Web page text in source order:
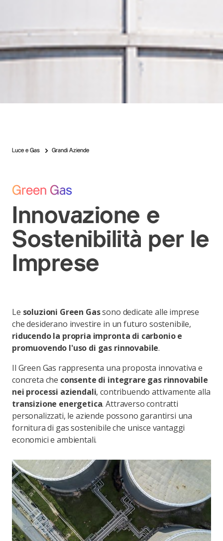
Luce e Gas Grandi Aziende
Green Gas
Innovazione e
Sostenibilità per le
Imprese
Le soluzioni Green Gassono dedicate alle imprese
che desiderano investire in un futuro sostenibile,
riducendo la propria impronta di carbonio e
promuovendo l'uso di gas rinnovabile.
Il Green Gas rappresenta una proposta innovativa e
concreta che consente di integrare gas rinnovabile
nei processi aziendali, contribuendo attivamente alla
transizione energetica. Attraverso contratti
personalizzati, le aziende possono garantirsi una
fornitura di gas sostenibile che unisce vantaggi
economici e ambientali.